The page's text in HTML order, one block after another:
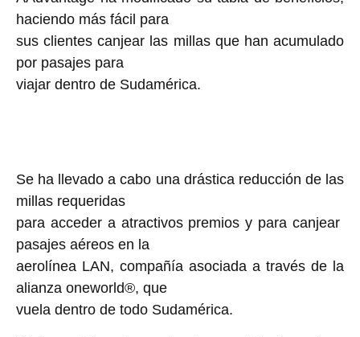
haciendo más fácil para
sus clientes canjear las millas que han acumulado
por pasajes para
viajar dentro de Sudamérica.
Se ha llevado a cabo una drástica reducción de las
millas requeridas
para acceder a atractivos premios y para canjear
pasajes aéreos en la
aerolínea LAN, compañía asociada a través de la
alianza oneworld®, que
vuela dentro de todo Sudamérica.